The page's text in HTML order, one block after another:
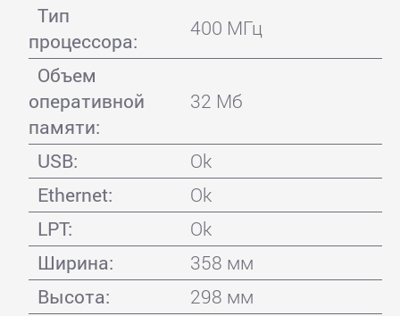
Тип
процессора:
400 МГц
Объем
оперативной
памяти:
32 Мб
USB:
Ok
Ethernet:
Ok
LPT:
Ok
Ширина:
358 мм
Высота:
298 мм